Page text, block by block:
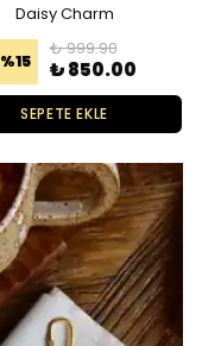
Daisy Charm
%15
₺ 999.90
₺ 850.00
SEPETE EKLE